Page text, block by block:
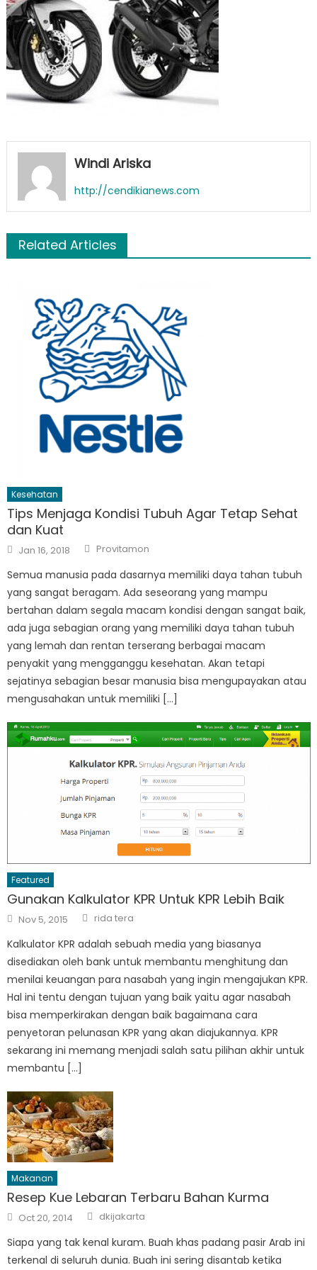
Windi Ariska
http://cendikianews.com
Related Articles
Kesehatan
Tips Menjaga Kondisi Tubuh Agar Tetap Sehat
dan Kuat
Posted
on
Jan 16, 2018 Author
Provitamon
Semua manusia pada dasarnya memiliki daya tahan tubuh
yang sangat beragam. Ada seseorang yang mampu
bertahan dalam segala macam kondisi dengan sangat baik,
ada juga sebagian orang yang memiliki daya tahan tubuh
yang lemah dan rentan terserang berbagai macam
penyakit yang mengganggu kesehatan. Akan tetapi
sejatinya sebagian besar manusia bisa mengupayakan atau
mengusahakan untuk memiliki […]
Featured
Gunakan Kalkulator KPR Untuk KPR Lebih Baik
Posted
on
Nov 5, 2015 Author
rida tera
Kalkulator KPR adalah sebuah media yang biasanya
disediakan oleh bank untuk membantu menghitung dan
menilai keuangan para nasabah yang ingin mengajukan KPR.
Hal ini tentu dengan tujuan yang baik yaitu agar nasabah
bisa memperkirakan dengan baik bagaimana cara
penyetoran pelunasan KPR yang akan diajukannya. KPR
sekarang ini memang menjadi salah satu pilihan akhir untuk
membantu […]
Makanan
Resep Kue Lebaran Terbaru Bahan Kurma
Posted
on
Oct 20, 2014 Author
dkijakarta
Siapa yang tak kenal kuram. Buah khas padang pasir Arab ini
terkenal di seluruh dunia. Buah ini sering disantab ketika